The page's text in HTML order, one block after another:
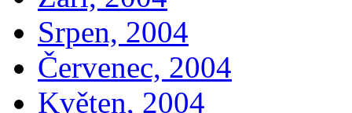
Srpen, 2004
Červenec, 2004
Květen, 2004